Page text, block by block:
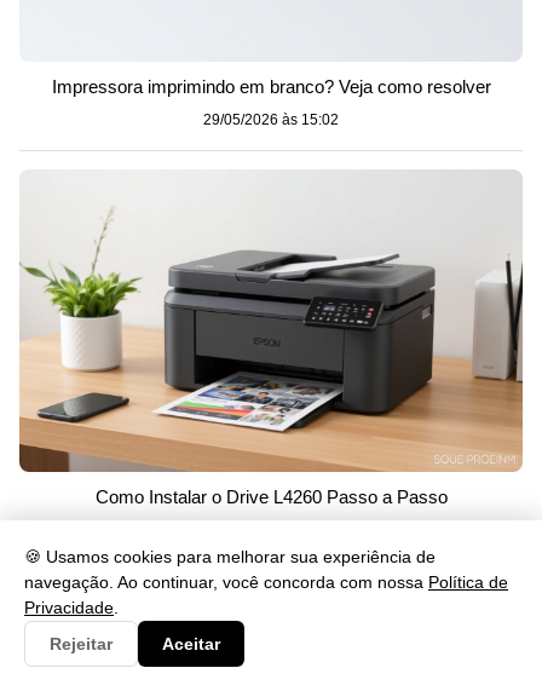
🍪 Usamos cookies para melhorar sua experiência de
navegação. Ao continuar, você concorda com nossa Política de
Privacidade
Rejeitar
Aceitar
Impressora imprimindo em branco? Veja como resolver
29/05/2026 às 15:02
Como Instalar o Drive L4260 Passo a Passo
Categorias
Consulta